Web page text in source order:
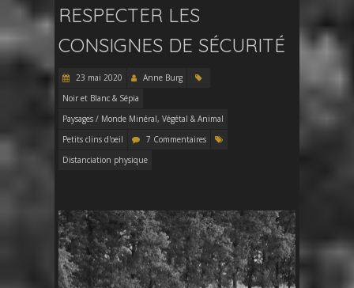
RESPECTER LES
CONSIGNES DE SÉCURITÉ
23 mai 2020
Anne Burg
Noir et Blanc & Sépia
Paysages / Monde Minéral, Végétal & Animal
Petits clins d'oeil
7 Commentaires
Distanciation physique